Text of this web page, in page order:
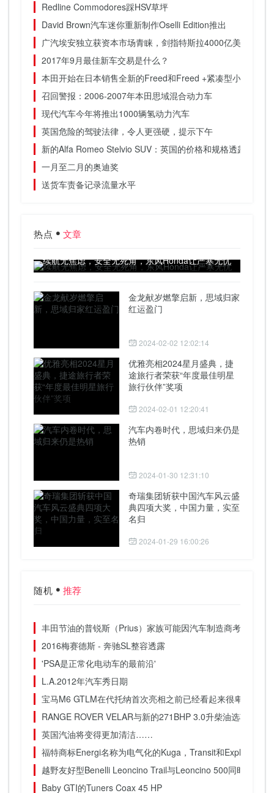
Redline Commodores踩HSV草坪
David Brown汽车迷你重新制作Oselli Edition推出
广汽埃安独立获资本市场青睐，剑指特斯拉4000亿美元市值
2017年9月最佳新车交易是什么？
本田开始在日本销售全新的Freed和Freed +紧凑型小型货车
召回警报：2006-2007年本田思域混合动力车
现代汽车今年将推出1000辆氢动力汽车
英国危险的驾驶法律，令人更强硬，提示下午
新的Alfa Romeo Stelvio SUV：英国的价格和规格透露
一月至二月的奥迪奖
送货车责备记录流量水平
热点 文章
续航无焦虑，安全无死角，东风Honda让严寒无忧
金龙献岁燃擎启新，思域归家
红运盈门
2024-02-02 12:02:14
优雅亮相2024星月盛典，捷
途旅行者荣获“年度最佳明星
旅行伙伴”奖项
2024-02-01 12:20:41
汽车内卷时代，思域归来仍是
热销
2024-01-30 12:31:10
奇瑞集团斩获中国汽车风云盛
典四项大奖，中国力量，实至
名归
2024-01-29 16:00:26
随机 推荐
丰田节油的普锐斯（Prius）家族可能因汽车制造商考虑战略
2016梅赛德斯 - 奔驰SL整容透露
'PSA是正常化电动车的最前沿'
L.A.2012年汽车秀日期
宝马M6 GTLM在代托纳首次亮相之前已经看起来很卑鄙
RANGE ROVER VELAR与新的271BHP 3.0升柴油选项更新
英国汽油将变得更加清洁……
福特商标Energi名称为电气化的Kuga，Transit和Explorer
越野友好型Benelli Leoncino Trail与Leoncino 500同时在印度
Baby GTI的Tuners Coax 45 HP